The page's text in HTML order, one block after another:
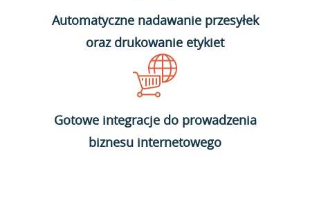
Automatyczne nadawanie przesyłek
oraz drukowanie etykiet
Gotowe integracje do prowadzenia
biznesu internetowego